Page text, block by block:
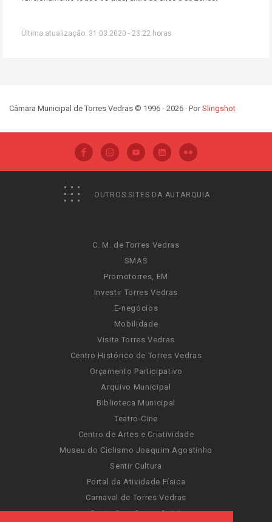
Última atualização: 31.03.2020 - 23:22 horas
Câmara Municipal de Torres Vedras © 1996 - 2026 · PorSlingshot
OUTROS SITES DA AUTARQUIA
C. M. de Torres Vedras
SMAS
Promotorres, EM
Investir Torres Vedras
E-negócios
Mobilidade
Visite Torres Vedras
Centro Histórico de Torres Vedras
Orçamento Participativo
Arquivo Municipal
Biblioteca Municipal
Teatro-Cine
Centro de Artes e Criatividade
Museu do Ciclismo Joaquim Agostinho
Sentir Cultura
Portal da Atividade Física
Carnaval de Torres Vedras
Santa Cruz Ocean Spirit